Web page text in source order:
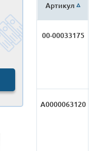
Артикул
00-00033175
А0000063120